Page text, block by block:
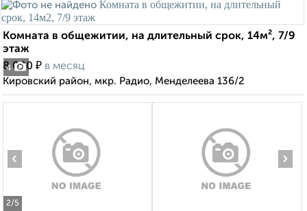
4
Комната в общежитии, на длительный срок, 14м², 7/9
этаж
8 000 ₽ в месяц
Кировский район, мкр. Радио, Менделеева 136/2
2/5
‹ ›